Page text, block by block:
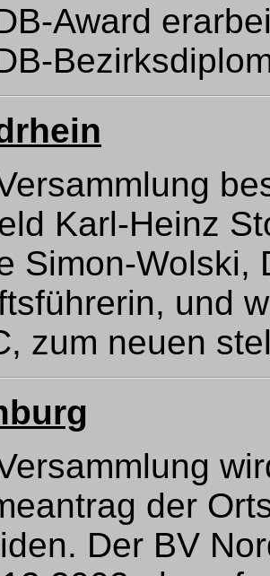
Award
Karl-Heinz
Simon-Wolski,
und
zum neuen
der
Der BV